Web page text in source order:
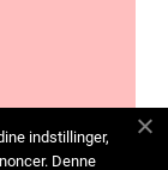
indstillinger,
Denne